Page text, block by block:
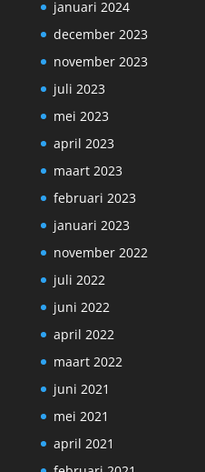
januari 2024
december 2023
november 2023
juli 2023
mei 2023
april 2023
maart 2023
februari 2023
januari 2023
november 2022
juli 2022
juni 2022
april 2022
maart 2022
juni 2021
mei 2021
april 2021